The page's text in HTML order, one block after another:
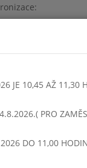
9:06
Říjen 2020
JE 10,45 AŽ 11,30
PRO
DO 11,00